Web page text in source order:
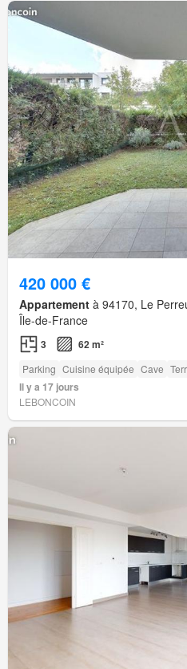
420 000 €
Appartement à 94170, Le
Île-de-France
3 62 m²
Parking Cuisine équipée Cave
Il y a 17 jours
LEBONCOIN